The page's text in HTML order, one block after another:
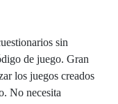
sin
de juego. Gran
los juegos creados
No necesita